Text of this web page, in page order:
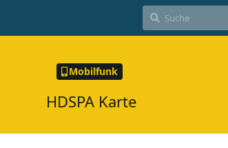
Mobilfunk
HDSPA Karte